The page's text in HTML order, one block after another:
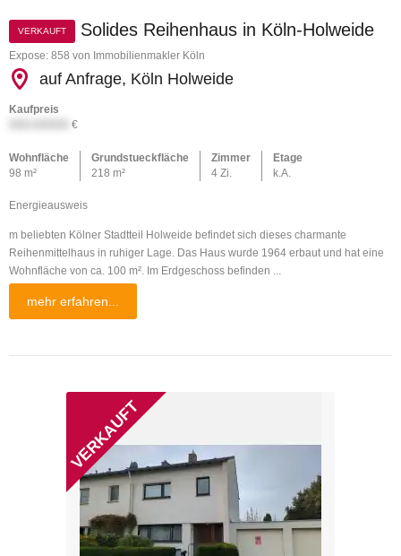
VERKAUFT Solides Reihenhaus in Köln-Holweide
Expose: 858 von Immobilienmakler Köln
auf Anfrage, Köln Holweide
Kaufpreis
€
Wohnfläche
98 m²
Grundstueckfläche
218 m²
Zimmer
4 Zi.
Etage
k.A.
Energieausweis
m beliebten Kölner Stadtteil Holweide befindet sich dieses charmante
Reihenmittelhaus in ruhiger Lage. Das Haus wurde 1964 erbaut und hat eine
Wohnfläche von ca. 100 m². Im Erdgeschoss befinden ...
mehr erfahren...